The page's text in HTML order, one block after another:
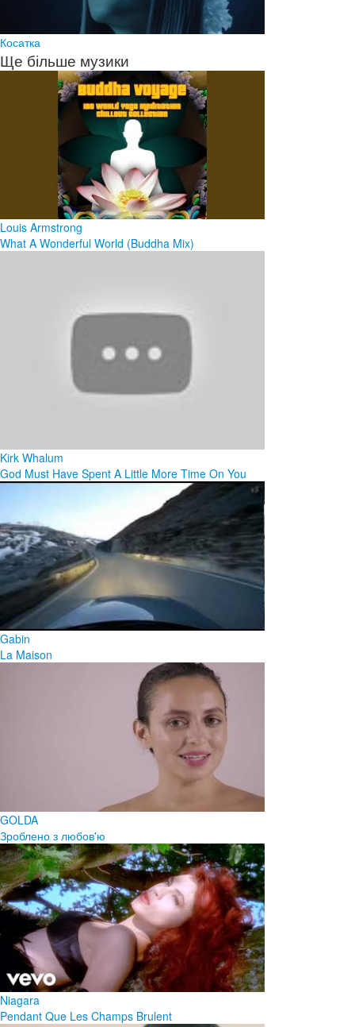
Косатка
Ще більше музики
Louis Armstrong
What A Wonderful World (Buddha Mix)
Kirk Whalum
God Must Have Spent A Little More Time On You
Gabin
La Maison
GOLDA
Зроблено з любов'ю
Niagara
Pendant Que Les Champs Brulent